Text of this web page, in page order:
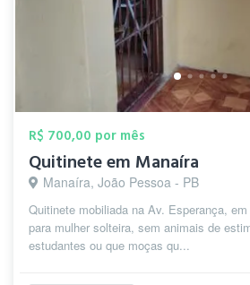
R$ 700,00 por mês
Quitinete em Manaíra
Manaíra, João Pessoa - PB
Quitinete mobiliada na Av. Esperança,
para mulher solteira, sem animais de
estudantes ou que moças qu...